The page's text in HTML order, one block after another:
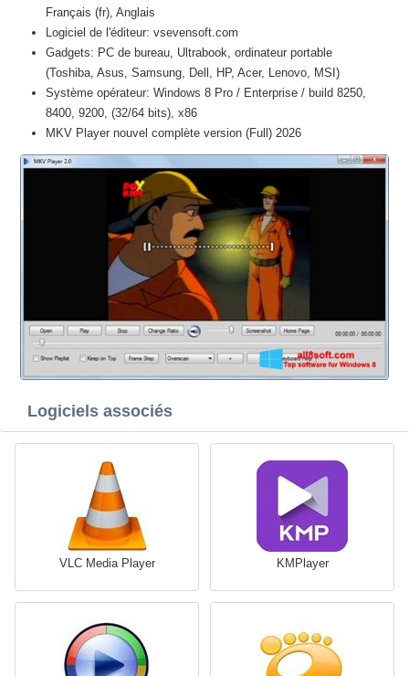
Français (fr), Anglais
Logiciel de l'éditeur: vsevensoft.com
Gadgets: PC de bureau, Ultrabook, ordinateur portable
(Toshiba, Asus, Samsung, Dell, HP, Acer, Lenovo, MSI)
Système opérateur: Windows 8 Pro / Enterprise / build 8250,
8400, 9200, (32/64 bits), x86
MKV Player nouvel complète version (Full) 2026
Logiciels associés
VLC Media Player KMPlayer